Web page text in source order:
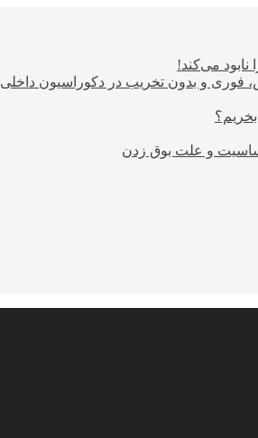
نابود می‌کند!
فوری و بدون تخریب در دکوراسیون داخلی
و علت بوق زدن